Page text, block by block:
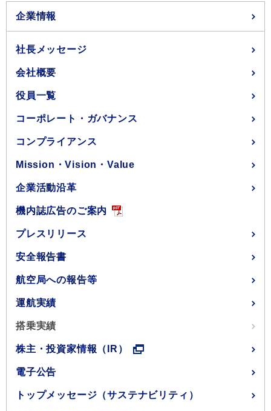
企業情報
社長メッセージ
会社概要
役員一覧
コーポレート・ガバナンス
コンプライアンス
Mission・Vision・Value
企業活動沿革
機内誌広告のご案内
プレスリリース
安全報告書
航空局への報告等
運航実績
搭乗実績
株主・投資家情報（IR）
電子公告
トップメッセージ（サステナビリティ）